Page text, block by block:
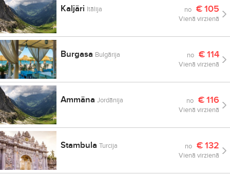
Kaljāri Itālija no €105
Vienā virzienā
Burgasa Bulgārija no €114
Vienā virzienā
AmmānaJordānija no €116
Vienā virzienā
StambulaTurcija no €132
Vienā virzienā